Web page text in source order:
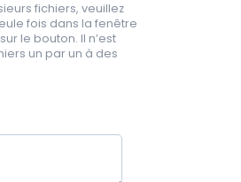
fichiers, veuillez
fois dans la fenêtre
le bouton. Il n’est
un par un à des